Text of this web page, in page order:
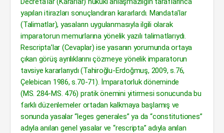
yapılan itirazları sonuçlandıran kararlardı. Mandata’lar
(Talimatlar), yasaların uygulanmasıyla ilgili olarak
imparatorun memurlarına yönelik yazılı talimatlarıydı.
Rescripta’lar (Cevaplar) ise yasanın yorumunda ortaya
çıkan görüş ayrılıklarını çözmeye yönelik imparatorun
tavsiye kararlarıydı (Tahiroğlu-Erdoğmuş, 2009, s.76,
Çelebican 1986, s.70-71). İmparatorluk döneminde
(MS. 284-MS. 476) pratik önemini yitirmesi sonucunda bu
farklı düzenlemeler ortadan kalkmaya başlamış ve
sonunda yasalar “leges generales” ya da “constitutiones”
adıyla anılan genel yasalar ve “rescripta” adıyla anılan